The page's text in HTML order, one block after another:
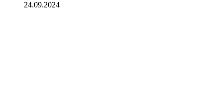
24.09.2024